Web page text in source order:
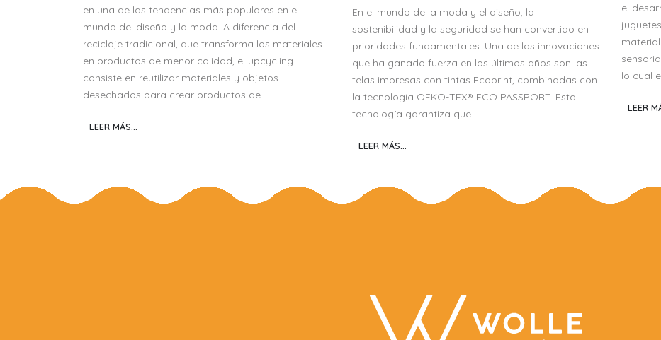
en una de las tendencias más populares en el
mundo del diseño y la moda. A diferencia del
reciclaje tradicional, que transforma los materiales
en productos de menor calidad, el upcycling
consiste en reutilizar materiales y objetos
desechados para crear productos de...
LEER MÁS...
En el mundo de la moda y el diseño, la
sostenibilidad y la seguridad se han convertido en
prioridades fundamentales. Una de las innovaciones
que ha ganado fuerza en los últimos años son las
telas impresas con tintas Ecoprint, combinadas con
la tecnología OEKO-TEX® ECO PASSPORT. Esta
tecnología garantiza que...
LEER MÁS...
el
lo cual
LEER